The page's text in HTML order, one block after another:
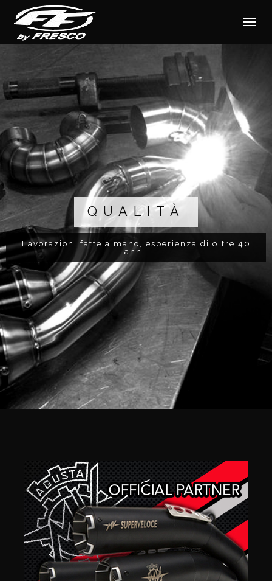
QUALITÀ
Lavorazioni fatte a mano, esperienza di oltre 40
anni.